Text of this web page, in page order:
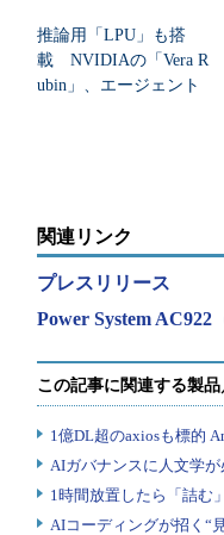
推論用「LPU」も搭
載 NVIDIAの「Vera R
ubin」、エージェント
関連リンク
プレスリリース
Power System AC922